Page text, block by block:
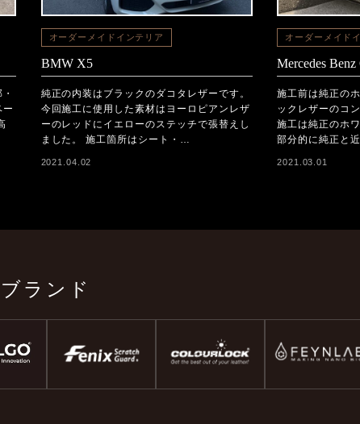
ー
オーダーメイドインテリア
BMW X5
純正の内装はブラックのダコタレザーです。
今回施工に使用した素材はヨーロピアンレザ
ーのレッドにイエローのステッチで張替えし
ました。 施工箇所はシート・…
2021.04.02
オーダーメイド
Mercedes Benz
施工前は純正の
ックレザーのコ
施工は純正のホ
部分的に純正と
2021.03.01
ランド